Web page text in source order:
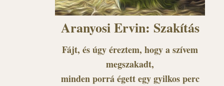
Aranyosi Ervin: Szakítás
Fájt, és úgy éreztem, hogy a szívem
megszakadt,
minden porrá égett egy gyilkos perc